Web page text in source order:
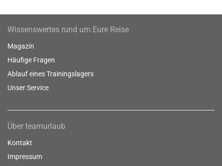
Wissenswertes rund um Eure Reise
Magazin
Häufige Fragen
Ablauf eines Trainingslagers
Unser Service
Über teamurlaub
Kontakt
Impressum